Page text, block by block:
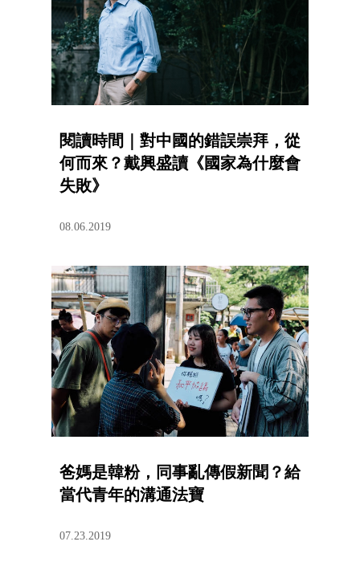
閱讀時間｜對中國的錯誤崇拜，從
何而來？戴興盛讀《國家為什麼會
失敗》
08.06.2019
爸媽是韓粉，同事亂傳假新聞？給
當代青年的溝通法寶
07.23.2019